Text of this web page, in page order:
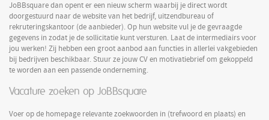
JoBBsquare dan opent er een nieuw scherm waarbij je direct wordt
doorgestuurd naar de website van het bedrijf, uitzendbureau of
rekruteringskantoor (de aanbieder). Op hun website vul je de gevraagde
gegevens in zodat je de sollicitatie kunt versturen. Laat de intermediairs voor
jou werken! Zij hebben een groot aanbod aan functies in allerlei vakgebieden
bij bedrijven beschikbaar. Stuur ze jouw CV en motivatiebrief om gekoppeld
te worden aan een passende onderneming.
Vacature zoeken op JoBBsquare
Voer op de homepage relevante zoekwoorden in (trefwoord en plaats) en